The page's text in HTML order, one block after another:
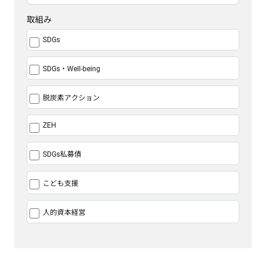
取組み
SDGs
SDGs・Well-being
脱炭素アクション
ZEH
SDGs私募債
こども支援
人的資本経営